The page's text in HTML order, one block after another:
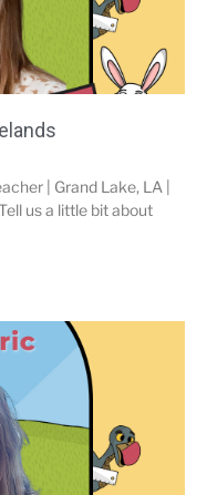
| Grand Lake, LA |
us a little bit about